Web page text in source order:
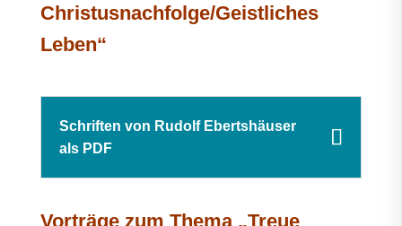
Christusnachfolge/Geistliches
Leben“
Schriften von Rudolf Ebertshäuser
als PDF
Vorträge zum Thema „Treue